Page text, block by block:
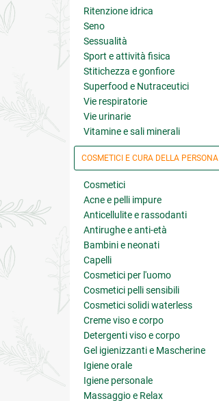
Ritenzione idrica
Seno
Sessualità
Sport e attività fisica
Stitichezza e gonfiore
Superfood e Nutraceutici
Vie respiratorie
Vie urinarie
Vitamine e sali minerali
COSMETICI E CURA DELLA PERSONA
Cosmetici
Acne e pelli impure
Anticellulite e rassodanti
Antirughe e anti-età
Bambini e neonati
Capelli
Cosmetici per l'uomo
Cosmetici pelli sensibili
Cosmetici solidi waterless
Creme viso e corpo
Detergenti viso e corpo
Gel igienizzanti e Mascherine
Igiene orale
Igiene personale
Massaggio e Relax